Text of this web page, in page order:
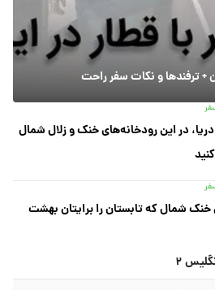
+ ترفندها و نکات سفر راحت
در این رودخانه‌های خنک و زلال شمال
خنک شمال که تابستان را برایتان بهشت